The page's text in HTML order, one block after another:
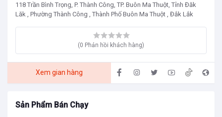
118 Trần Bình Trọng, P. Thành Công, TP. Buôn Ma Thuột, Tỉnh Đăk
Lăk , Phường Thành Công , Thành Phố Buôn Ma Thuột , Đắk Lắk
(0 Phản hồi khách hàng)
Xem gian hàng
Sản Phẩm Bán Chạy